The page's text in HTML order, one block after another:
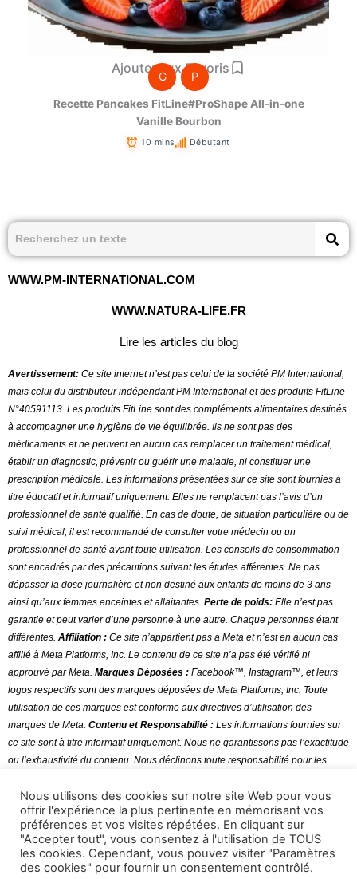
Ajouter aux Favoris
G P
Recette Pancakes FitLine#ProShape All-in-one
Vanille Bourbon
10 mins Débutant
WWW.PM-INTERNATIONAL.COM
WWW.NATURA-LIFE.FR
Lire les articles du blog
Avertissement: Ce site internet n’est pas celui de la société PM International,
mais celui du distributeur indépendant PM International et des produits FitLine
N°40591113. Les produits FitLine sont des compléments alimentaires destinés
à accompagner une hygiène de vie équilibrée. Ils ne sont pas des
médicaments et ne peuvent en aucun cas remplacer un traitement médical,
établir un diagnostic, prévenir ou guérir une maladie, ni constituer une
prescription médicale. Les informations présentées sur ce site sont fournies à
titre éducatif et informatif uniquement. Elles ne remplacent pas l’avis d’un
professionnel de santé qualifié. En cas de doute, de situation particulière ou de
suivi médical, il est recommandé de consulter votre médecin ou un
professionnel de santé avant toute utilisation. Les conseils de consommation
sont encadrés par des précautions suivant les études afférentes. Ne pas
dépasser la dose journalière et non destiné aux enfants de moins de 3 ans
ainsi qu’aux femmes enceintes et allaitantes. Perte de poids: Elle n’est pas
garantie et peut varier d’une personne à une autre. Chaque personnes étant
différentes. Affiliation : Ce site n’appartient pas à Meta et n’est en aucun cas
affilié à Meta Platforms, Inc. Le contenu de ce site n’a pas été vérifié ni
approuvé par Meta. Marques Déposées : Facebook™, Instagram™, et leurs
logos respectifs sont des marques déposées de Meta Platforms, Inc. Toute
utilisation de ces marques est conforme aux directives d’utilisation des
marques de Meta. Contenu et Responsabilité : Les informations fournies sur
ce site sont à titre informatif uniquement. Nous ne garantissons pas l’exactitude
ou l’exhaustivité du contenu. Nous déclinons toute responsabilité pour les
Nous utilisons des cookies sur notre site Web pour vous
offrir l'expérience la plus pertinente en mémorisant vos
préférences et vos visites répétées. En cliquant sur
"Accepter tout", vous consentez à l'utilisation de TOUS
les cookies. Cependant, vous pouvez visiter "Paramètres
des cookies" pour fournir un consentement contrôlé.